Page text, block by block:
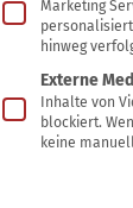
Marketing
hinweg
Externe
Inhalte von
blockiert.
keine